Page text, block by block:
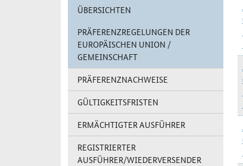
ÜBERSICHTEN
PRÄFERENZREGELUNGEN DER
EUROPÄISCHEN UNION /
GEMEINSCHAFT
PRÄFERENZNACHWEISE
GÜLTIGKEITSFRISTEN
ERMÄCHTIGTER AUSFÜHRER
REGISTRIERTER
AUSFÜHRER/WIEDERVERSENDER